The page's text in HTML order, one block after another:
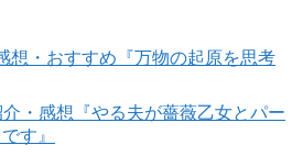
想・おすすめ『万物の起原を思考
・感想『やる夫が薔薇乙女とパー
す』